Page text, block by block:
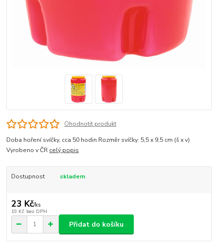
Ohodnotit produkt
Doba hoření svíčky, cca 50 hodin Rozměr svíčky: 5,5 x 9,5 cm (š x v)
Vyrobeno v ČR celý popis
Dostupnost skladem
23 Kč/ks
19 Kč bez DPH
Přidat do košíku